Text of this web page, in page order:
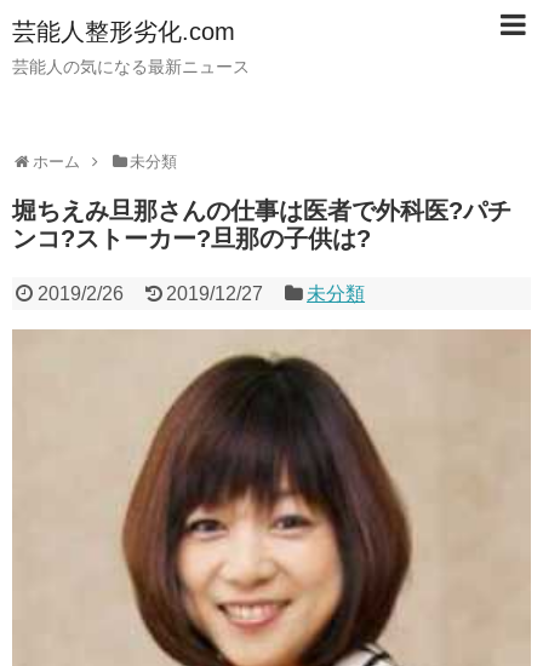
芸能人整形劣化.com
芸能人の気になる最新ニュース
ホーム 未分類
堀ちえみ旦那さんの仕事は医者で外科医?パチ
ンコ?ストーカー?旦那の子供は?
2019/2/26 2019/12/27 未分類